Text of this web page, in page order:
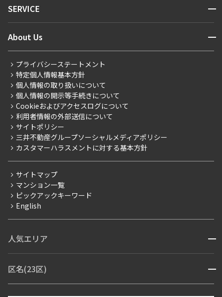
新着情報から探す
新着募集情報
こだわりから探す
こだわり一覧
プレミアムマンション
新築
当社限定（港区・渋谷区）
当社限定（港区・渋谷区以外）
三井不動産企画
賃料改定
フリーレント
ペット可
ブランドマンション
マンションレポート
住まいのコラム
SERVICE 開閉
会員ページ
ご入居・提携サービス
お部屋探しからご契約まで
よくあるご質問
社宅紹介
【仲介会社様向け】当社仲介事業部取り扱い物件入居申込
About Us 開閉
会社情報
事業案内
採用情報
ニュースリリース
お問い合わせ
プライバシーステートメント
特定個人情報基本方針
個人情報の取り扱いについて
個人情報の開示等手続きについて
Cookieおよびアクセスログについて
利用者情報の外部送信について
サイトポリシー
三井不動産グループソーシャルメディアポリシー
カスタマーハラスメントに対する基本方針
サイトマップ
マンション一覧
ピックアックキーワード
English
人気エリア 開閉
青山・表参道・原宿
区名(23区) 開閉